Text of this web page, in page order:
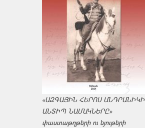
«ԱԶԳԱՅԻՆ ՀԵՐՈՍ ԱՆԴՐԱՆԻԿԻ
ԱՆՏԻՊ ՆԱՄԱԿՆԵՐԸ»
փաստաթղթերի ու նյութերի